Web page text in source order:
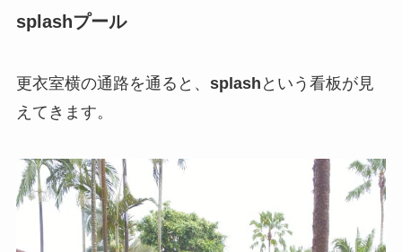
splashプール
更衣室横の通路を通ると、 splash という看板が見
えてきます。